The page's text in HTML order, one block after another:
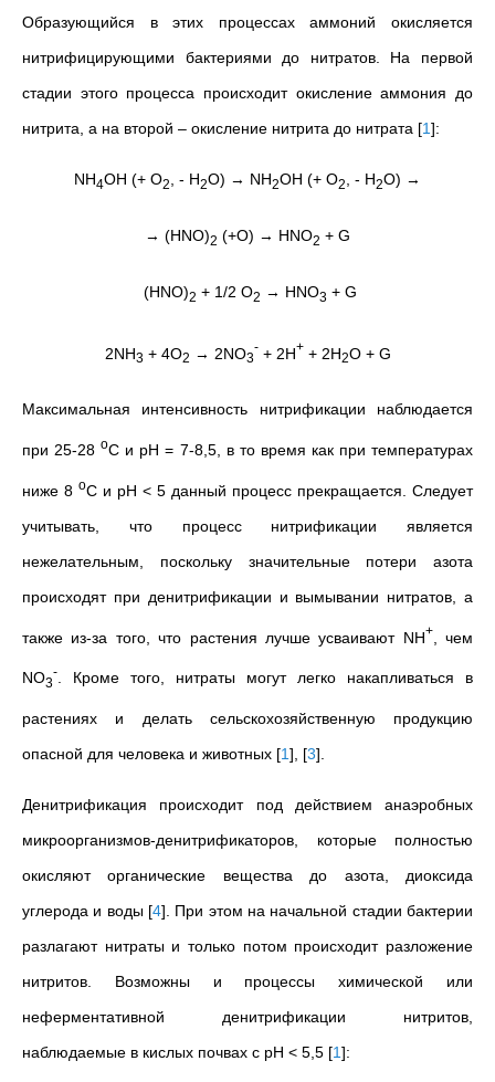
Образующийся в этих процессах аммоний окисляется
нитрифицирующими бактериями до нитратов. На первой
стадии этого процесса происходит окисление аммония до
нитрита, а на второй – окисление нитрита до нитрата [1]:
NH4OH (+ O2, - H2O) → NH2OH (+ O2, - H2O) →
→ (HNO)2 (+O) → HNO2 + G
(HNO)2 + 1/2 O2 → HNO3 + G
2NH3 + 4O2 → 2NO3
-+ 2H++ 2H2O + G
Максимальная интенсивность нитрификации наблюдается
при 25-28оС и pH = 7-8,5, в то время как при температурах
ниже 8 оС и pH < 5 данный процесс прекращается. Следует
учитывать, что процесс нитрификации является
нежелательным, поскольку значительные потери азота
происходят при денитрификации и вымывании нитратов, а
также из-за того, что растения лучше усваивают NH+, чем
NO3
- . Кроме того, нитраты могут легко накапливаться в
растениях и делать сельскохозяйственную продукцию
опасной для человека и животных [1] [3]
Денитрификация происходит под действием анаэробных
микроорганизмов-денитрификаторов, которые полностью
окисляют органические вещества до азота, диоксида
углерода и воды [4] . При этом на начальной стадии бактерии
разлагают нитраты и только потом происходит разложение
нитритов. Возможны и процессы химической или
неферментативной денитрификации нитритов,
наблюдаемые в кислых почвах с pH < 5,5 [1]: